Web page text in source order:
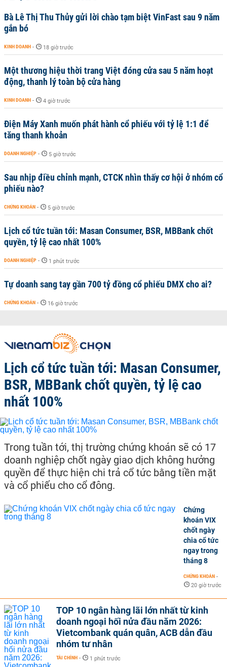
Bà Lê Thị Thu Thủy gửi lời chào tạm biệt VinFast sau 9 năm
gắn bó
KINH DOANH - 18 giờ trước
Một thương hiệu thời trang Việt đóng cửa sau 5 năm hoạt
động, thanh lý toàn bộ cửa hàng
KINH DOANH - 4 giờ trước
Điện Máy Xanh muốn phát hành cổ phiếu với tỷ lệ 1:1 để
tăng thanh khoản
DOANH NGHIỆP - 5 giờ trước
Sau nhịp điều chỉnh mạnh, CTCK nhìn thấy cơ hội ở nhóm cổ
phiếu nào?
CHỨNG KHOÁN - 5 giờ trước
Lịch cổ tức tuần tới: Masan Consumer, BSR, MBBank chốt
quyền, tỷ lệ cao nhất 100%
DOANH NGHIỆP - 1 phút trước
Tự doanh sang tay gần 700 tỷ đồng cổ phiếu DMX cho ai?
CHỨNG KHOÁN - 16 giờ trước
Lịch cổ tức tuần tới: Masan Consumer,
BSR, MBBank chốt quyền, tỷ lệ cao
nhất 100%
Trong tuần tới, thị trường chứng khoán sẽ có 17
doanh nghiệp chốt ngày giao dịch không hưởng
quyền để thực hiện chi trả cổ tức bằng tiền mặt
và cổ phiếu cho cổ đông.
Chứng
khoán VIX
chốt ngày
chia cổ tức
ngay trong
tháng 8
CHỨNG KHOÁN -
20 giờ trước
TOP 10 ngân hàng lãi lớn nhất từ kinh
doanh ngoại hối nửa đầu năm 2026:
Vietcombank quán quân, ACB dẫn đầu
nhóm tư nhân
TÀI CHÍNH - 1 phút trước